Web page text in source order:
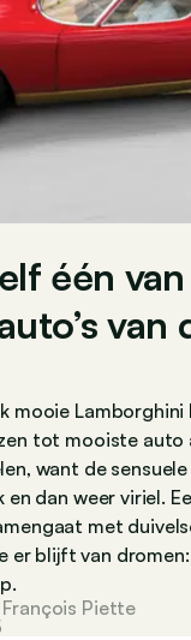
één
van
mooie
tot mooiste auto
want de
en dan weer viriel.
met
er blijft van
Piette